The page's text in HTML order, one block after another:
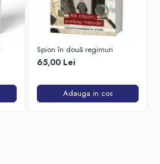
Spion în două regimuri
65,00 Lei
Adauga in cos